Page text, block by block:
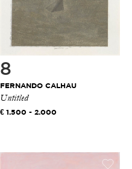
8
FERNANDO CALHAU
Untitled
1.500 - 2.000